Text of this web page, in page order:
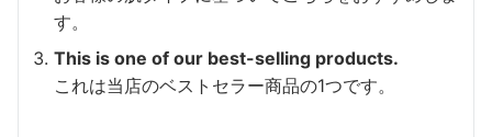
す。
This is one of our best-selling products.
これは当店のベストセラー商品の1つです。